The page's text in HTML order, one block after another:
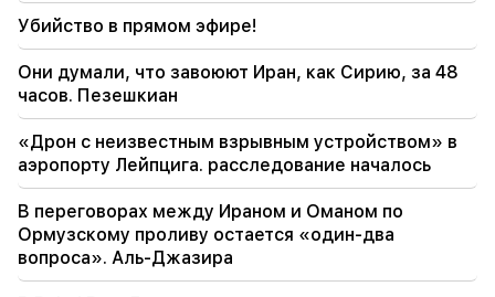
18:11
Трагический инцидент на свалке Нубарашени
18:01
Алла Пугачева рассматривает возможность
возвращения на сцену из-за финансовых
проблем
17:52
Иран и Оман договорились возобновить
судоходство через Ормузский пролив. Аль-
Убийство в прямом эфире!
Они думали, что завоюют Иран, как Сирию, за 48
часов. Пезешкиан
«Дрон с неизвестным взрывным устройством» в
аэропорту Лейпцига. расследование началось
В переговорах между Ираном и Оманом по
Ормузскому проливу остается «один-два
вопроса». Аль-Джазира